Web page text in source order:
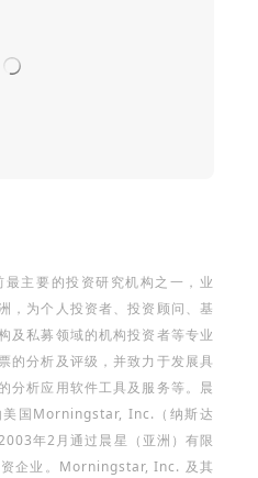
主要的投资研究机构之一，业
，为个人投资者、投资顾问、基
及私募领域的机构投资者等专业
的分析及评级，并致力于发展具
分析应用软件工具及服务等。晨
美国Morningstar, Inc.（纳斯达
年2月通过晨星（亚洲）有限
企业。Morningstar, Inc. 及其